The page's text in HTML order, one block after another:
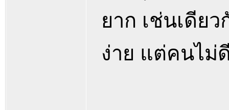
ยาก เช่นเดีย
ง่าย แต่คนไม่